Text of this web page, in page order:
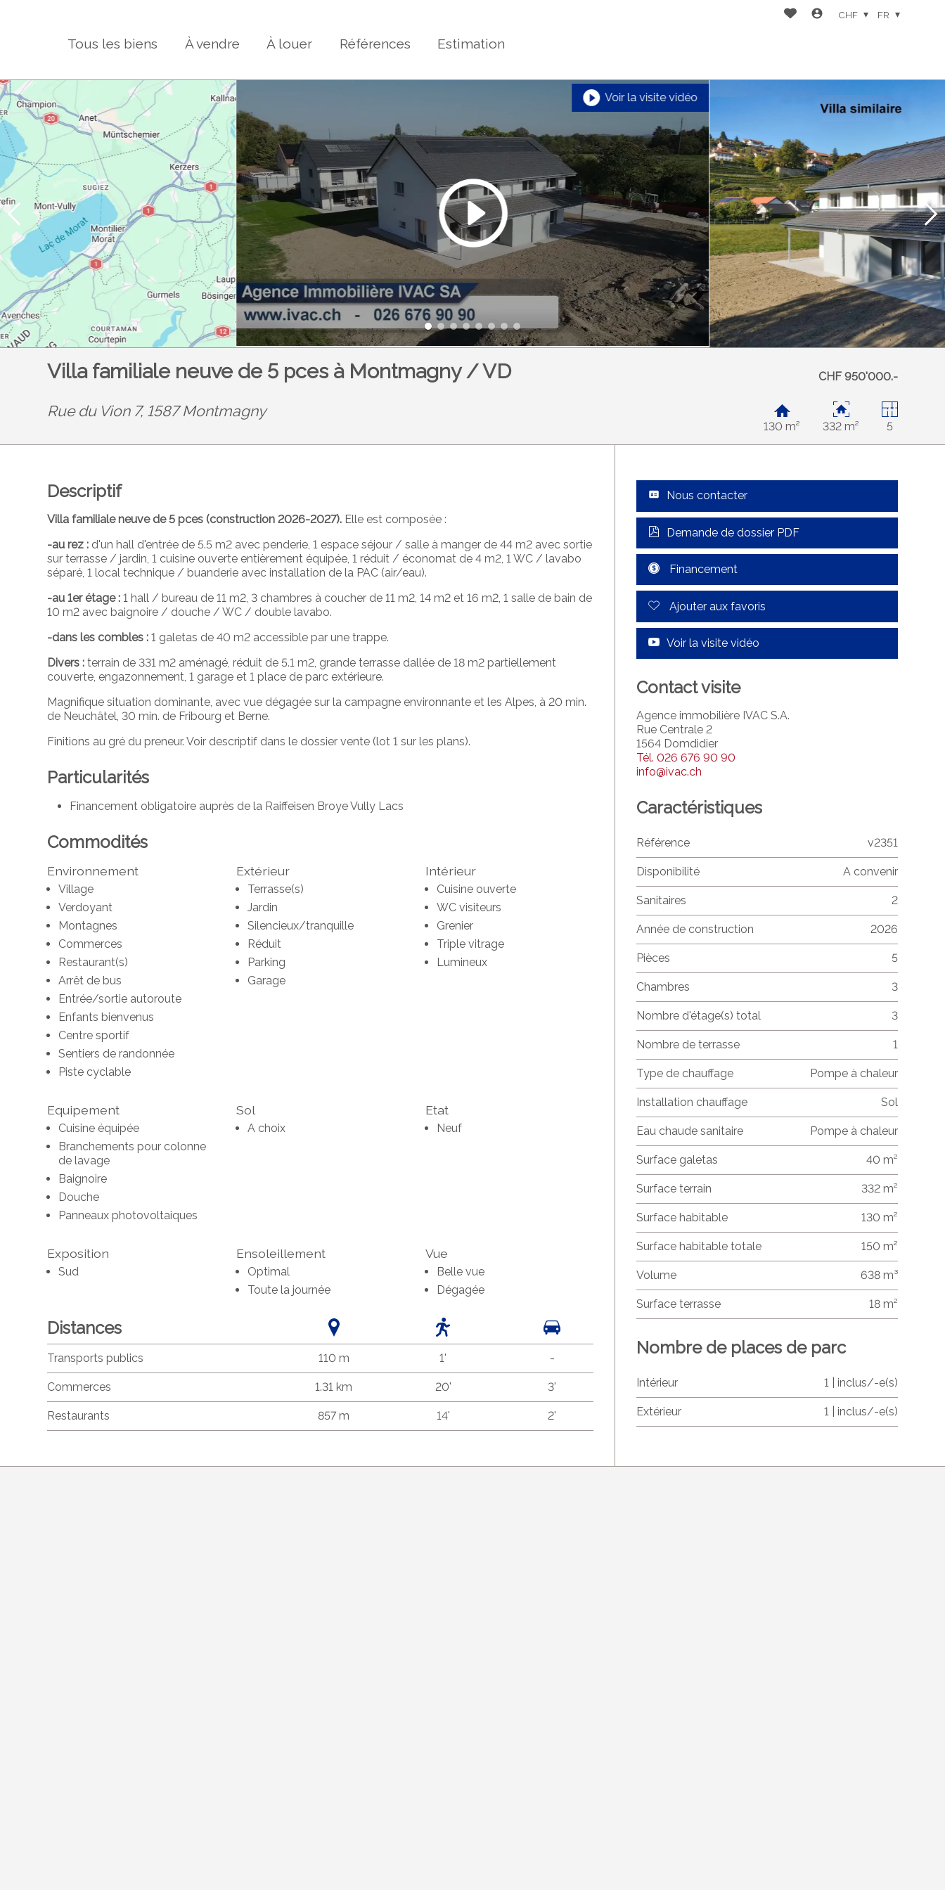
Tous les biens À vendre À louer Références Estimation
CHF FR
Voir la visite vidéo
Villa familiale neuve de 5 pces à Montmagny / VD CHF 950'000.-
Rue du Vion 7, 1587 Montmagny
130 m² 332 m² 5
Descriptif
Villa familiale neuve de 5 pces (construction 2026-2027). Elle est composée :
-au rez : d'un hall d'entrée de 5.5 m2 avec penderie, 1 espace séjour / salle à manger de 44 m2 avec sortie
sur terrasse / jardin, 1 cuisine ouverte entièrement équipée, 1 réduit / économat de 4 m2, 1 WC / lavabo
séparé, 1 local technique / buanderie avec installation de la PAC (air/eau).
-au 1er étage : 1 hall / bureau de 11 m2, 3 chambres à coucher de 11 m2, 14 m2 et 16 m2, 1 salle de bain de
10 m2 avec baignoire / douche / WC / double lavabo.
-dans les combles :1 galetas de 40 m2 accessible par une trappe.
Divers : terrain de 331 m2 aménagé, réduit de 5.1 m2, grande terrasse dallée de 18 m2 partiellement
couverte, engazonnement, 1 garage et 1 place de parc extérieure.
Magnifique situation dominante, avec vue dégagée sur la campagne environnante et les Alpes, à 20 min.
de Neuchâtel, 30 min. de Fribourg et Berne.
Finitions au gré du preneur. Voir descriptif dans le dossier vente (lot 1 sur les plans).
Particularités
Financement obligatoire auprès de la Raiffeisen Broye Vully Lacs
Commodités
Environnement
Village
Verdoyant
Montagnes
Commerces
Restaurant(s)
Arrêt de bus
Entrée/sortie autoroute
Enfants bienvenus
Centre sportif
Sentiers de randonnée
Piste cyclable
Extérieur
Terrasse(s)
Jardin
Silencieux/tranquille
Réduit
Parking
Garage
Intérieur
Cuisine ouverte
WC visiteurs
Grenier
Triple vitrage
Lumineux
Equipement
Cuisine équipée
Branchements pour colonne
de lavage
Baignoire
Douche
Panneaux photovoltaiques
Sol
A choix
Etat
Neuf
Exposition
Sud
Ensoleillement
Optimal
Toute la journée
Vue
Belle vue
Dégagée
Distances
Transports publics 110 m 1' -
Commerces 1.31 km 20' 3'
Restaurants 857 m 14' 2'
Nous contacter
Demande de dossier PDF
Financement
Ajouter aux favoris
Voir la visite vidéo
Contact visite
Agence immobilière IVAC S.A.
Rue Centrale 2
1564 Domdidier
Tél. 026 676 90 90
info@ivac.ch
Caractéristiques
Référence v2351
Disponibilité A convenir
Sanitaires 2
Année de construction 2026
Pièces 5
Chambres 3
Nombre d'étage(s) total 3
Nombre de terrasse 1
Type de chauffage Pompe à chaleur
Installation chauffage Sol
Eau chaude sanitaire Pompe à chaleur
Surface galetas 40 m²
Surface terrain 332 m²
Surface habitable 130 m²
Surface habitable totale 150 m²
Volume 638 m³
Surface terrasse 18 m²
Nombre de places de parc
Intérieur 1 | inclus/-e(s)
Extérieur 1 | inclus/-e(s)